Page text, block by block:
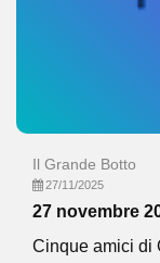
Il Grande Botto
27/11/2025
27 novembre
Cinque amici di